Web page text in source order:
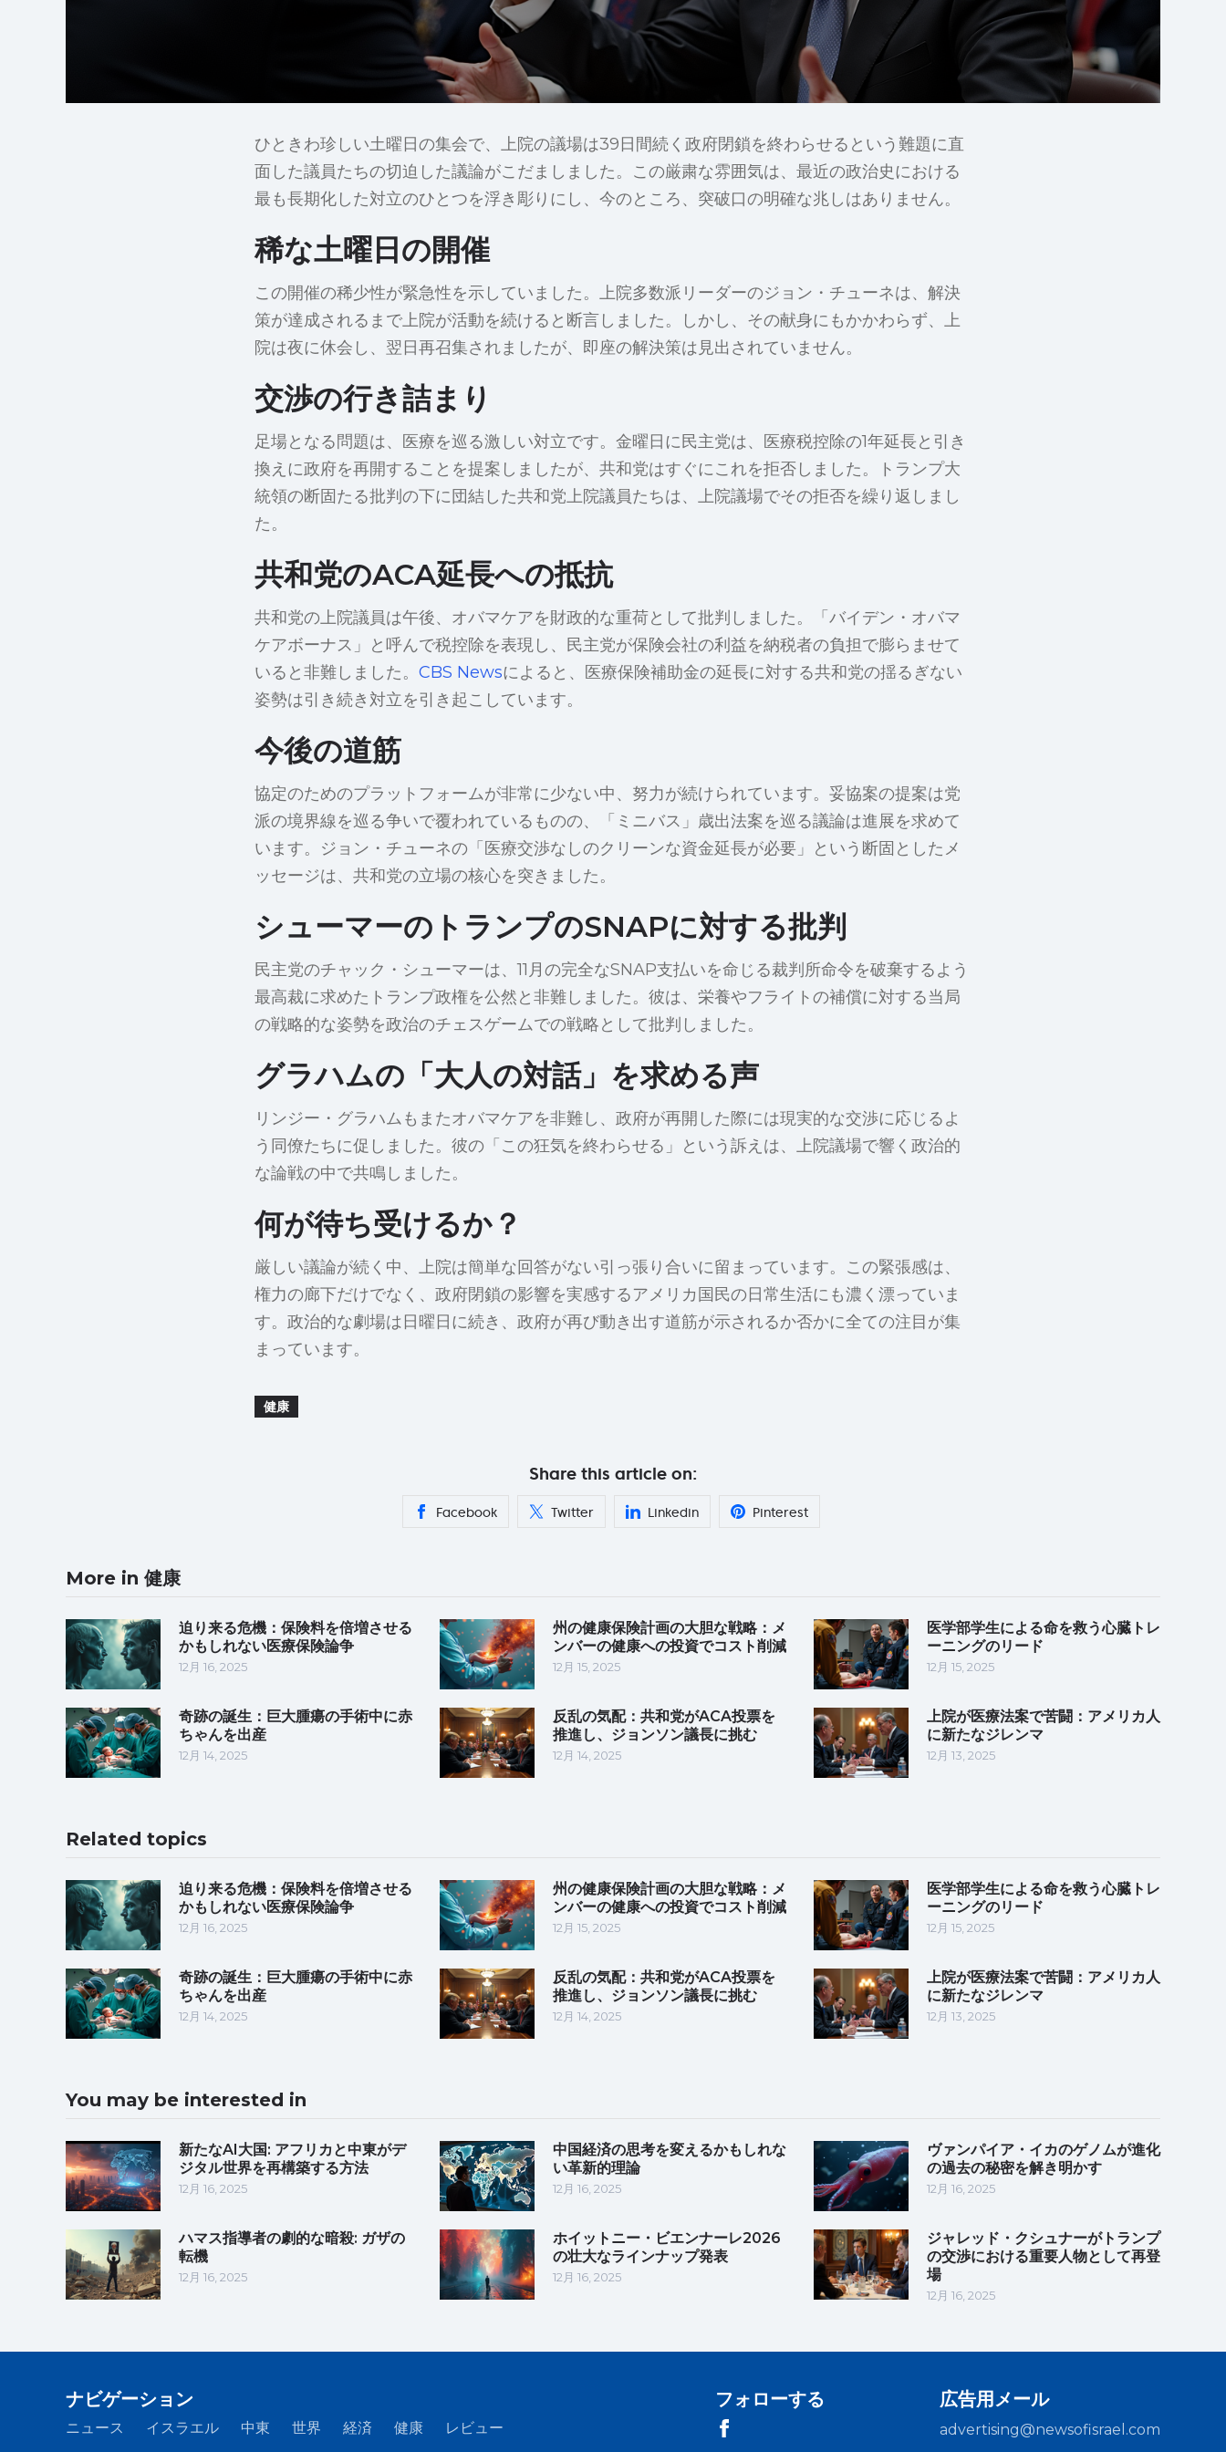
ひときわ珍しい土曜日の集会で、上院の議場は39日間続く政府閉鎖を終わらせるという難題に直
面した議員たちの切迫した議論がこだましました。この厳粛な雰囲気は、最近の政治史における
最も長期化した対立のひとつを浮き彫りにし、今のところ、突破口の明確な兆しはありません。
稀な土曜日の開催
この開催の稀少性が緊急性を示していました。上院多数派リーダーのジョン・チューネは、解決
策が達成されるまで上院が活動を続けると断言しました。しかし、その献身にもかかわらず、上
院は夜に休会し、翌日再召集されましたが、即座の解決策は見出されていません。
交渉の行き詰まり
足場となる問題は、医療を巡る激しい対立です。金曜日に民主党は、医療税控除の1年延長と引き
換えに政府を再開することを提案しましたが、共和党はすぐにこれを拒否しました。トランプ大
統領の断固たる批判の下に団結した共和党上院議員たちは、上院議場でその拒否を繰り返しまし
た。
共和党のACA延長への抵抗
共和党の上院議員は午後、オバマケアを財政的な重荷として批判しました。「バイデン・オバマ
ケアボーナス」と呼んで税控除を表現し、民主党が保険会社の利益を納税者の負担で膨らませて
いると非難しました。 CBS Newsによると、医療保険補助金の延長に対する共和党の揺るぎない
姿勢は引き続き対立を引き起こしています。
今後の道筋
協定のためのプラットフォームが非常に少ない中、努力が続けられています。妥協案の提案は党
派の境界線を巡る争いで覆われているものの、「ミニバス」歳出法案を巡る議論は進展を求めて
います。ジョン・チューネの「医療交渉なしのクリーンな資金延長が必要」という断固としたメ
ッセージは、共和党の立場の核心を突きました。
シューマーのトランプのSNAPに対する批判
民主党のチャック・シューマーは、11月の完全なSNAP支払いを命じる裁判所命令を破棄するよう
最高裁に求めたトランプ政権を公然と非難しました。彼は、栄養やフライトの補償に対する当局
の戦略的な姿勢を政治のチェスゲームでの戦略として批判しました。
グラハムの「大人の対話」を求める声
リンジー・グラハムもまたオバマケアを非難し、政府が再開した際には現実的な交渉に応じるよ
う同僚たちに促しました。彼の「この狂気を終わらせる」という訴えは、上院議場で響く政治的
な論戦の中で共鳴しました。
何が待ち受けるか？
厳しい議論が続く中、上院は簡単な回答がない引っ張り合いに留まっています。この緊張感は、
権力の廊下だけでなく、政府閉鎖の影響を実感するアメリカ国民の日常生活にも濃く漂っていま
す。政治的な劇場は日曜日に続き、政府が再び動き出す道筋が示されるか否かに全ての注目が集
まっています。
健康
Share this article on:
Facebook Twitter Linkedin Pinterest
More in 健康
迫り来る危機：保険料を倍増させる
かもしれない医療保険論争
12月 16, 2025
州の健康保険計画の大胆な戦略：メ
ンバーの健康への投資でコスト削減
12月 15, 2025
医学部学生による命を救う心臓トレ
ーニングのリード
12月 15, 2025
奇跡の誕生：巨大腫瘍の手術中に赤
ちゃんを出産
12月 14, 2025
反乱の気配：共和党がACA投票を
推進し、ジョンソン議長に挑む
12月 14, 2025
上院が医療法案で苦闘：アメリカ人
に新たなジレンマ
12月 13, 2025
Related topics
迫り来る危機：保険料を倍増させる
かもしれない医療保険論争
12月 16, 2025
州の健康保険計画の大胆な戦略：メ
ンバーの健康への投資でコスト削減
12月 15, 2025
医学部学生による命を救う心臓トレ
ーニングのリード
12月 15, 2025
奇跡の誕生：巨大腫瘍の手術中に赤
ちゃんを出産
12月 14, 2025
反乱の気配：共和党がACA投票を
推進し、ジョンソン議長に挑む
12月 14, 2025
上院が医療法案で苦闘：アメリカ人
に新たなジレンマ
12月 13, 2025
You may be interested in
新たなAI大国: アフリカと中東がデ
ジタル世界を再構築する方法
12月 16, 2025
中国経済の思考を変えるかもしれな
い革新的理論
12月 16, 2025
ヴァンパイア・イカのゲノムが進化
の過去の秘密を解き明かす
12月 16, 2025
ハマス指導者の劇的な暗殺: ガザの
転機
12月 16, 2025
ホイットニー・ビエンナーレ2026
の壮大なラインナップ発表
12月 16, 2025
ジャレッド・クシュナーがトランプ
の交渉における重要人物として再登
場
12月 16, 2025
ナビゲーション
ニュース イスラエル 中東 世界 経済 健康 レビュー
フォローする 広告用メール
advertising@newsofisrael.com